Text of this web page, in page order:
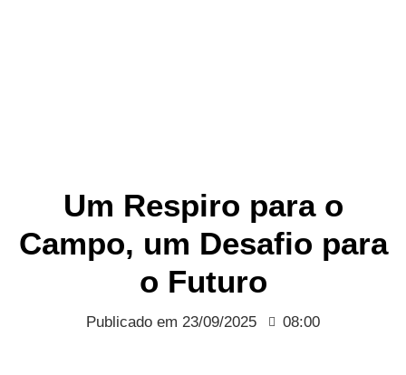
Um Respiro para o
Campo, um Desafio para
o Futuro
Publicado em 23/09/2025 08:00